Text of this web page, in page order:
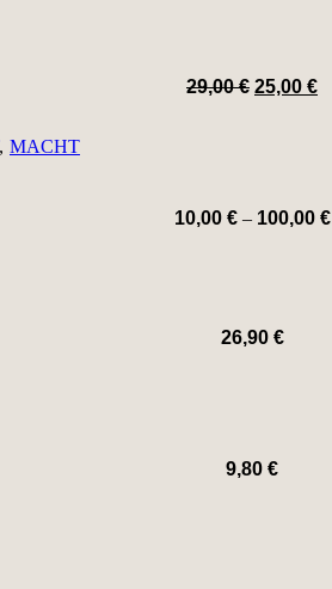
29,00€ 25,00 €
MACHT
10,00 €– 100,00 €
26,90 €
9,80 €